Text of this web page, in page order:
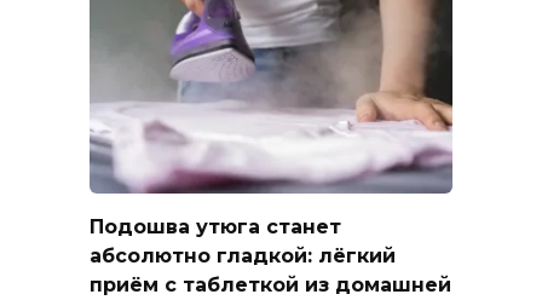
Подошва утюга станет
абсолютно гладкой: лёгкий
приём с таблеткой из домашней